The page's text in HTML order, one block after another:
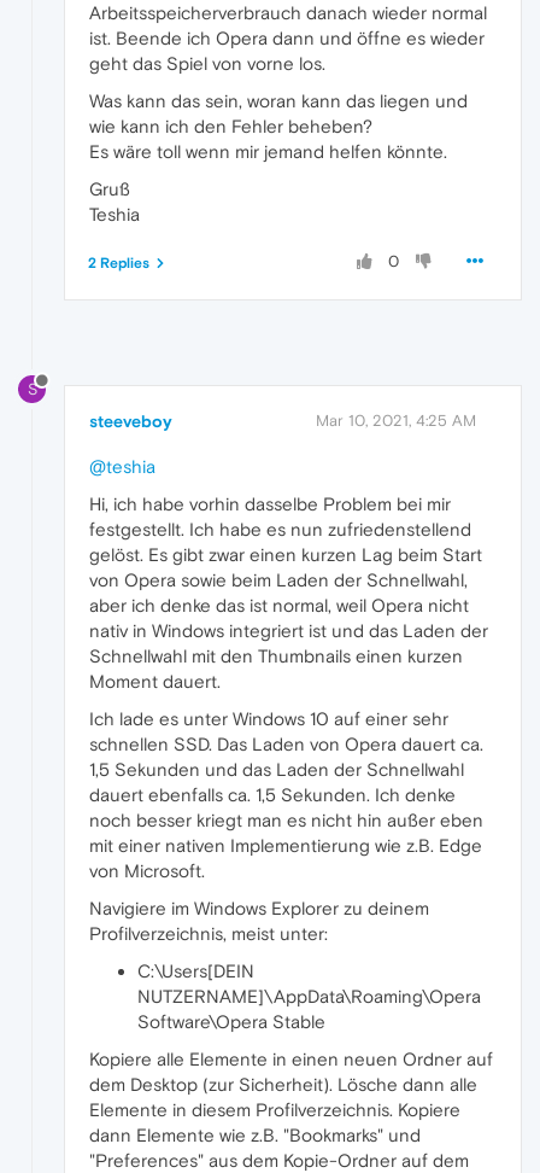
Arbeitsspeicherverbrauch danach wieder normal
ist. Beende ich Opera dann und öffne es wieder
geht das Spiel von vorne los.
Was kann das sein, woran kann das liegen und
wie kann ich den Fehler beheben?
Es wäre toll wenn mir jemand helfen könnte.
Gruß
Teshia
0
2 Replies
S
steeveboy Mar 10, 2021, 4:25 AM
@teshia
Hi, ich habe vorhin dasselbe Problem bei mir
festgestellt. Ich habe es nun zufriedenstellend
gelöst. Es gibt zwar einen kurzen Lag beim Start
von Opera sowie beim Laden der Schnellwahl,
aber ich denke das ist normal, weil Opera nicht
nativ in Windows integriert ist und das Laden der
Schnellwahl mit den Thumbnails einen kurzen
Moment dauert.
Ich lade es unter Windows 10 auf einer sehr
schnellen SSD. Das Laden von Opera dauert ca.
1,5 Sekunden und das Laden der Schnellwahl
dauert ebenfalls ca. 1,5 Sekunden. Ich denke
noch besser kriegt man es nicht hin außer eben
mit einer nativen Implementierung wie z.B. Edge
von Microsoft.
Navigiere im Windows Explorer zu deinem
Profilverzeichnis, meist unter:
C:\Users[DEIN
NUTZERNAME]\AppData\Roaming\Opera
Software\Opera Stable
Kopiere alle Elemente in einen neuen Ordner auf
dem Desktop (zur Sicherheit). Lösche dann alle
Elemente in diesem Profilverzeichnis. Kopiere
dann Elemente wie z.B. "Bookmarks" und
"Preferences" aus dem Kopie-Ordner auf dem